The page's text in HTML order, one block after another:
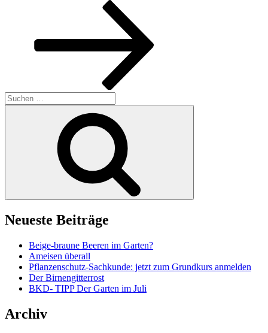
Suchen
nach:
Neueste Beiträge
Beige-braune Beeren im Garten?
Ameisen überall
Pflanzenschutz-Sachkunde: jetzt zum Grundkurs anmelden
Der Birnengitterrost
BKD- TIPP Der Garten im Juli
Archiv